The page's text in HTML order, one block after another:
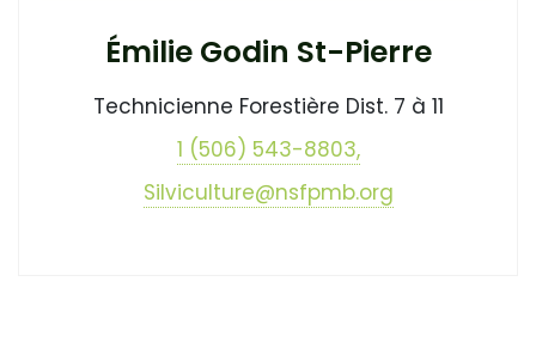
Émilie Godin St-Pierre
Technicienne Forestière Dist. 7 à 11
1 (506) 543-8803,
Silviculture@nsfpmb.org